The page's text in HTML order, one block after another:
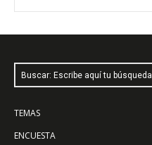
Buscar: Escribe aquí tu búsqueda
TEMAS
ENCUESTA